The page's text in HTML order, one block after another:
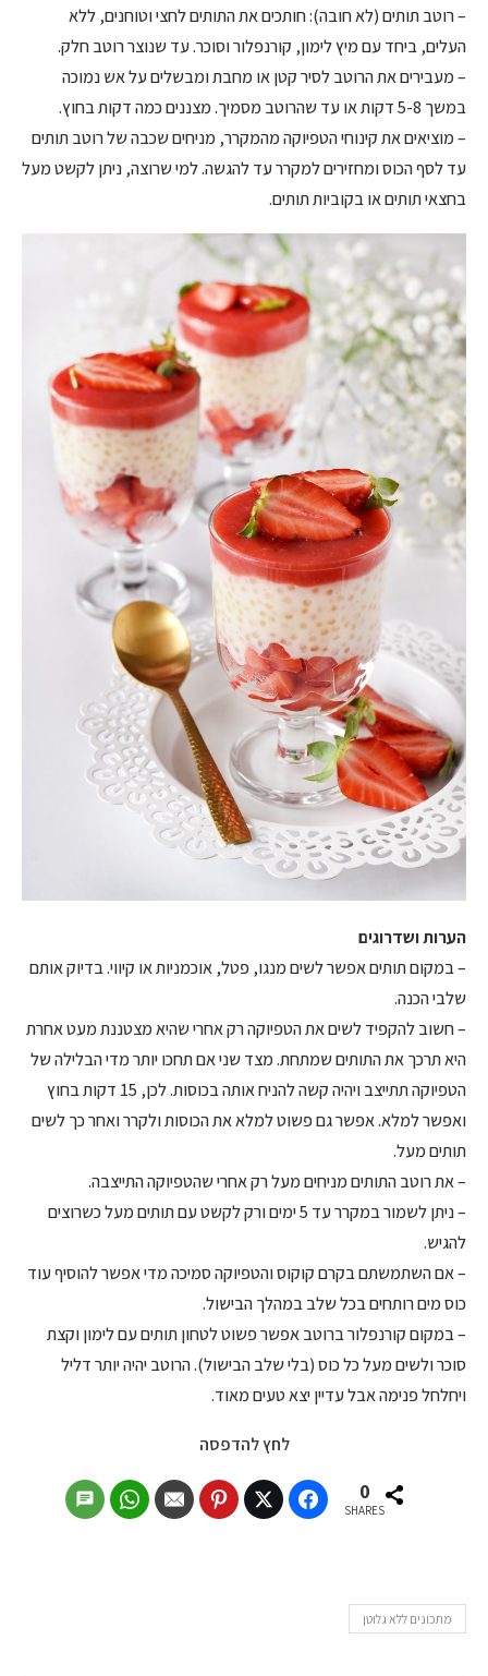
– רוטב תותים (לא חובה): חותכים את התותים לחצי וטוחנים, ללא
העלים, ביחד עם מיץ לימון, קורנפלור וסוכר. עד שנוצר רוטב חלק.
– מעבירים את הרוטב לסיר קטן או מחבת ומבשלים על אש נמוכה
במשך 5-8 דקות או עד שהרוטב מסמיך. מצננים כמה דקות בחוץ.
– מוציאים את קינוחי הטפיוקה מהמקרר, מניחים שכבה של רוטב תותים
עד לסף הכוס ומחזירים למקרר עד להגשה. למי שרוצה, ניתן לקשט מעל
בחצאי תותים או בקוביות תותים.
הערות ושדרוגים
– במקום תותים אפשר לשים מנגו, פטל, אוכמניות או קיווי. בדיוק אותם
שלבי הכנה.
– חשוב להקפיד לשים את הטפיוקה רק אחרי שהיא מצטננת מעט אחרת
היא תרכך את התותים שמתחת. מצד שני אם תחכו יותר מדי הבלילה של
הטפיוקה תתייצב ויהיה קשה להניח אותה בכוסות. לכן, 15 דקות בחוץ
ואפשר למלא. אפשר גם פשוט למלא את הכוסות ולקרר ואחר כך לשים
תותים מעל.
– את רוטב התותים מניחים מעל רק אחרי שהטפיוקה התייצבה.
– ניתן לשמור במקרר עד 5 ימים ורק לקשט עם תותים מעל כשרוצים
להגיש.
– אם השתמשתם בקרם קוקוס והטפיוקה סמיכה מדי אפשר להוסיף עוד
כוס מים רותחים בכל שלב במהלך הבישול.
– במקום קורנפלור ברוטב אפשר פשוט לטחון תותים עם לימון וקצת
סוכר ולשים מעל כל כוס (בלי שלב הבישול). הרוטב יהיה יותר דליל
ויחלחל פנימה אבל עדיין יצא טעים מאוד.
לחץ להדפסה
0
SHARES
מתכונים ללא גלוטן